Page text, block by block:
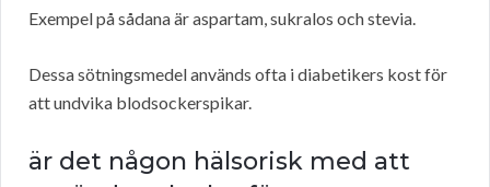
Exempel på sådana är aspartam, sukralos och stevia.
Dessa sötningsmedel används ofta i diabetikers kost för
att undvika blodsockerspikar.
är det någon hälsorisk med att